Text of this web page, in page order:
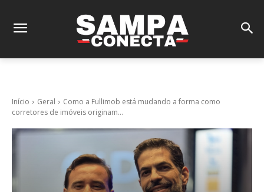
Início Geral
Como a Fullimob está mudando a forma como
corretores de imóveis originam...